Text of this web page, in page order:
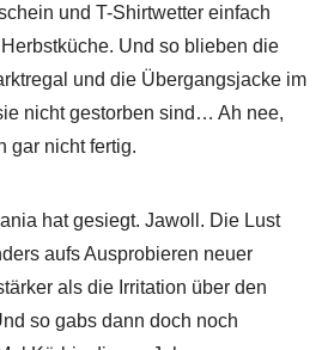
und T-Shirtwetter einfach
Und so blieben die
und die Übergangsjacke im
nicht gestorben sind… Ah nee,
gar nicht fertig.
hat gesiegt. Jawoll. Die Lust
aufs Ausprobieren neuer
als die Irritation über den
so gabs dann doch noch